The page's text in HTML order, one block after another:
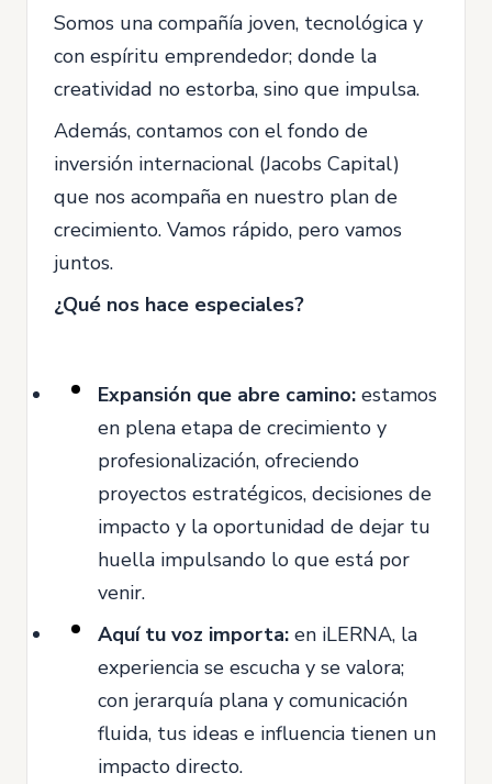
Somos una compañía joven, tecnológica y
con espíritu emprendedor; donde la
creatividad no estorba, sino que impulsa.
Además, contamos con el fondo de
inversión internacional (Jacobs Capital)
que nos acompaña en nuestro plan de
crecimiento. Vamos rápido, pero vamos
juntos.
¿Qué nos hace especiales?
Expansión que abre camino: estamos
en plena etapa de crecimiento y
profesionalización, ofreciendo
proyectos estratégicos, decisiones de
impacto y la oportunidad de dejar tu
huella impulsando lo que está por
venir.
Aquí tu voz importa: en iLERNA, la
experiencia se escucha y se valora;
con jerarquía plana y comunicación
fluida, tus ideas e influencia tienen un
impacto directo.